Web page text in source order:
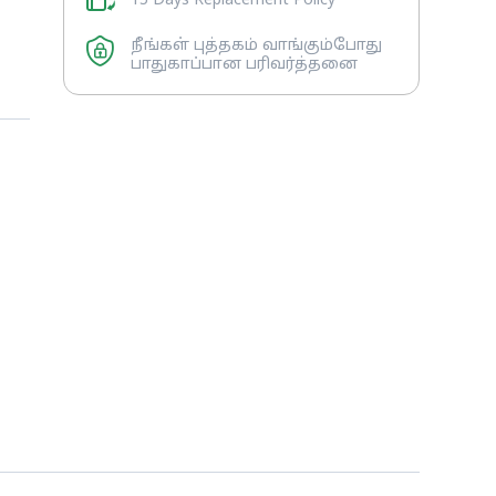
நீங்கள் புத்தகம் வாங்கும்போது
பாதுகாப்பான பரிவர்த்தனை